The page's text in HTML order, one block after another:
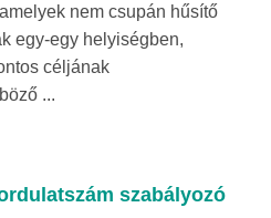
nem csupán hűsítő
egy-egy helyiségben,
céljának
...
szabályozó